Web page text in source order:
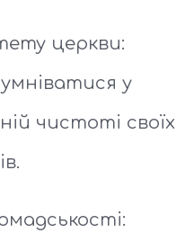
церкви:
у
чистоті своїх